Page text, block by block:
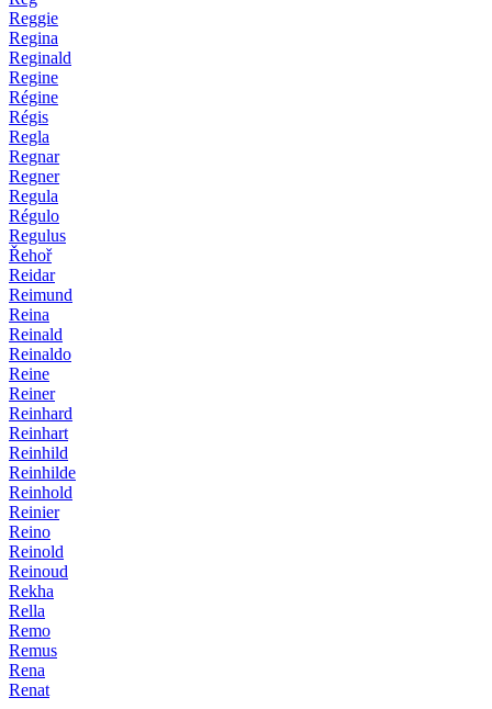
Reggie
Regina
Reginald
Regine
Régine
Régis
Regla
Regnar
Regner
Regula
Régulo
Regulus
Řehoř
Reidar
Reimund
Reina
Reinald
Reinaldo
Reine
Reiner
Reinhard
Reinhart
Reinhild
Reinhilde
Reinhold
Reinier
Reino
Reinold
Reinoud
Rekha
Rella
Remo
Remus
Rena
Renat